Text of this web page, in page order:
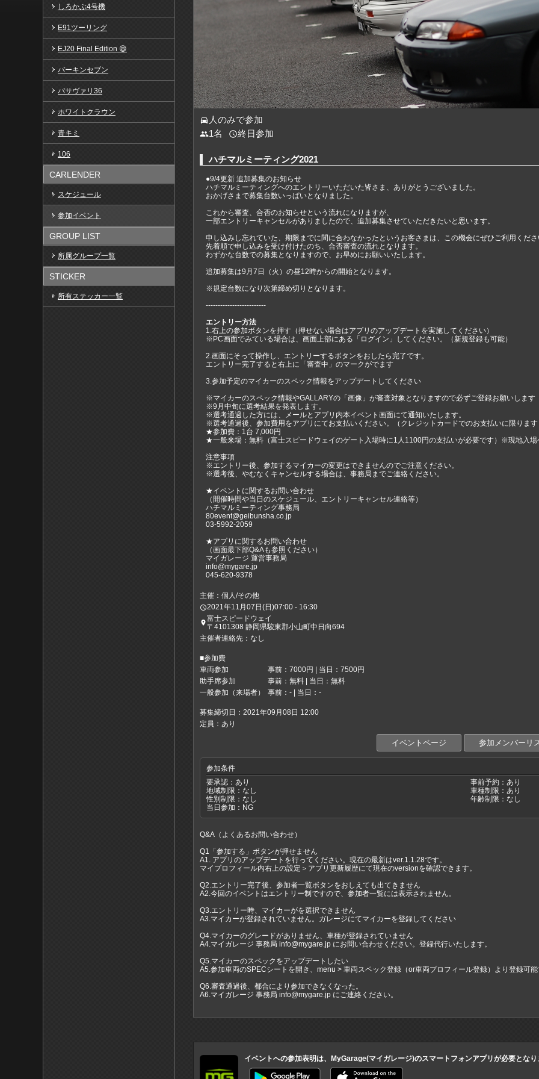
しろかぶ4号機
E91ツーリング
EJ20 Final Edition 😄
バーキンセブン
パサヴァリ36
ホワイトクラウン
青キミ
106
CARLENDER
スケジュール
参加イベント
GROUP LIST
所属グループ一覧
STICKER
所有ステッカー一覧
directions_car 人のみで参加
people1名 access_time終日参加
ハチマルミーティング2021
●9/4更新 追加募集のお知らせ
ハチマルミーティングへのエントリーいただいた皆さま、ありがとうございました。
おかげさまで募集台数いっぱいとなりました。
これから審査、合否のお知らせという流れになりますが、
一部エントリーキャンセルがありましたので、追加募集させていただきたいと思います。
申し込みし忘れていた、期限までに間に合わなかったというお客さまは、この機会にぜひご利用くだ
先着順で申し込みを受け付けたのち、合否審査の流れとなります。
わずかな台数での募集となりますので、お早めにお願いいたします。
追加募集は9月7日（火）の昼12時からの開始となります。
※規定台数になり次第締め切りとなります。
-------------------------
エントリー方法
1.右上の参加ボタンを押す（押せない場合はアプリのアップデートを実施してください）
※PC画面でみている場合は、画面上部にある「ログイン」してください。（新規登録も可能）
2.画面にそって操作し、エントリーするボタンをおしたら完了です。
エントリー完了すると右上に「審査中」のマークがでます
3.参加予定のマイカーのスペック情報をアップデートしてください
※マイカーのスペック情報やGALLARYの「画像」が審査対象となりますので必ずご登録お願いします
※9月中旬に選考結果を発表します。
※選考通過した方には、メールとアプリ内本イベント画面にて通知いたします。
※選考通過後、参加費用をアプリにてお支払いください。（クレジットカードでのお支払いに限りま
★参加費：1台 7,000円
★一般来場：無料（富士スピードウェイのゲート入場時に1人1100円の支払いが必要です）※現地入
注意事項
※エントリー後、参加するマイカーの変更はできませんのでご注意ください。
※選考後、やむなくキャンセルする場合は、事務局までご連絡ください。
★イベントに関するお問い合わせ
（開催時間や当日のスケジュール、エントリーキャンセル連絡等）
ハチマルミーティング事務局
80event@geibunsha.co.jp
03-5992-2059
★アプリに関するお問い合わせ
（画面最下部Q&Aも参照ください）
マイガレージ 運営事務局
info@mygare.jp
045-620-9378
主催：個人/その他
access_time2021年11月07日(日)07:00 - 16:30
place富士スピードウェイ
〒4101308 静岡県駿東郡小山町中日向694
主催者連絡先：なし
■参加費
車両参加
事前：7000円 | 当日：7500円
助手席参加
事前：無料 | 当日：無料
一般参加（来場者）
事前：- | 当日：-
募集締切日：2021年09月08日 12:00
定員：あり
イベントページ 参加メンバーリ
参加条件
要承認：あり
事前予約：あり
地域制限：なし
車種制限：あり
性別制限：なし
年齢制限：なし
当日参加：NG
Q&A（よくあるお問い合わせ）
Q1「参加する」ボタンが押せません
A1. アプリのアップデートを行ってください。現在の最新はver.1.1.28です。
マイプロフィール内右上の設定＞アプリ更新履歴にて現在のversionを確認できます。
Q2.エントリー完了後、参加者一覧ボタンをおしえても出てきません
A2.今回のイベントはエントリー制ですので、参加者一覧には表示されません。
Q3.エントリー時、マイカーがを選択できません
A3.マイカーが登録されていません。ガレージにてマイカーを登録してください
Q4.マイカーのグレードがありません、車種が登録されていません
A4.マイガレージ 事務局 info@mygare.jp にお問い合わせください。登録代行いたします。
Q5.マイカーのスペックをアップデートしたい
A5.参加車両のSPECシートを開き、menu > 車両スペック登録（or車両プロフィール登録）より登録可
Q6.審査通過後、都合により参加できなくなった。
A6.マイガレージ 事務局 info@mygare.jp にご連絡ください。
イベントへの参加表明は、MyGarage(マイガレージ)のスマートフォンアプリが必要となり